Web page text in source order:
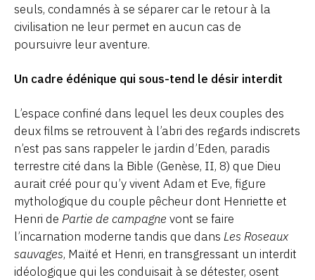
seuls, condamnés à se séparer car le retour à la
civilisation ne leur permet en aucun cas de
poursuivre leur aventure.
Un cadre édénique qui sous-tend le désir interdit
L’espace confiné dans lequel les deux couples des
deux films se retrouvent à l’abri des regards indiscrets
n’est pas sans rappeler le jardin d’Eden, paradis
terrestre cité dans la Bible (Genèse, II, 8) que Dieu
aurait créé pour qu’y vivent Adam et Eve, figure
mythologique du couple pêcheur dont Henriette et
Henri de Partie de campagne vont se faire
l’incarnation moderne tandis que dans Les Roseaux
sauvages, Maïté et Henri, en transgressant un interdit
idéologique qui les conduisait à se détester, osent